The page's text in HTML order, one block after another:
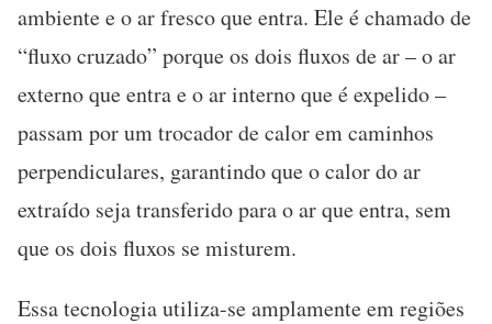
ambiente e o ar fresco que entra. Ele é chamado de
“fluxo cruzado” porque os dois fluxos de ar – o ar
externo que entra e o ar interno que é expelido –
passam por um trocador de calor em caminhos
perpendiculares, garantindo que o calor do ar
extraído seja transferido para o ar que entra, sem
que os dois fluxos se misturem.
Essa tecnologia utiliza-se amplamente em regiões